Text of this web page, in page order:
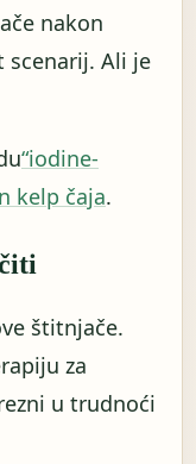
nakon
scenarij. Ali je
“iodine-
kelp čaja.
štitnjače.
za
u trudnoći